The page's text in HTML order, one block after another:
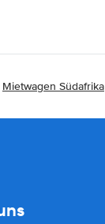
Mietwagen Südafrika